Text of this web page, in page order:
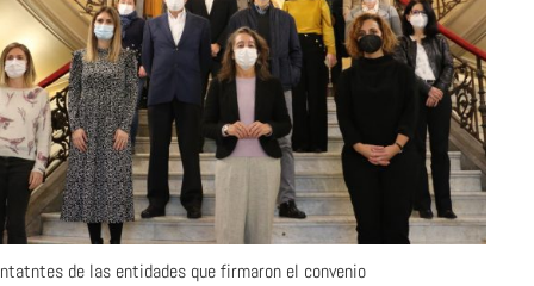
de las entidades que firmaron el convenio